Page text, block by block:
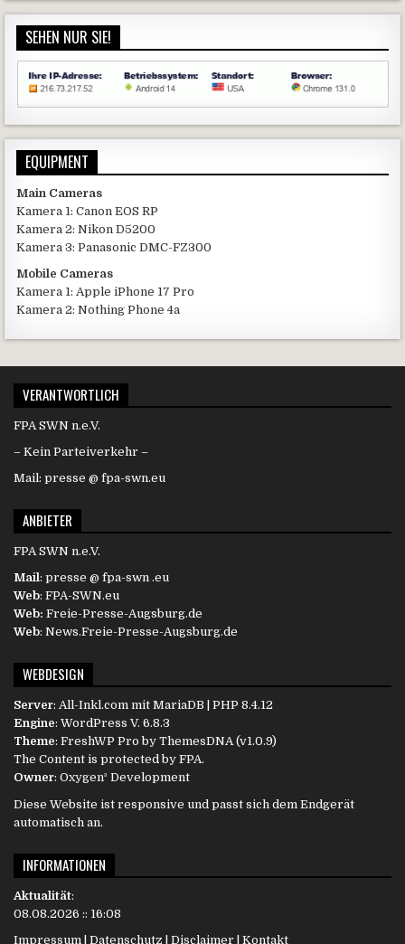
SEHEN NUR SIE!
EQUIPMENT
Main Cameras
Kamera 1: Canon EOS RP
Kamera 2: Nikon D5200
Kamera 3: Panasonic DMC-FZ300
Mobile Cameras
Kamera 1: Apple iPhone 17 Pro
Kamera 2: Nothing Phone 4a
VERANTWORTLICH
FPA SWN n.e.V.
– Kein Parteiverkehr –
Mail: presse @ fpa-swn.eu
ANBIETER
FPA SWN n.e.V.
Mail: presse @ fpa-swn .eu
Web: FPA-SWN.eu
Web: Freie-Presse-Augsburg.de
Web: News.Freie-Presse-Augsburg.de
WEBDESIGN
Server: All-Inkl.com mit MariaDB | PHP 8.4.12
Engine: WordPress V. 6.8.3
Theme: FreshWP Pro by ThemesDNA(v1.0.9)
The Content is protected by FPA.
Owner: Oxygen³ Development
Diese Website ist responsive und passt sich dem Endgerät
automatisch an.
INFORMATIONEN
Aktualität:
08.08.2026 :: 16:08
Impressum | Datenschutz | Disclaimer | Kontakt